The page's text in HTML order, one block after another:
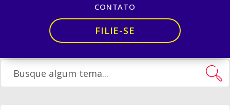
CONTATO
FILIE-SE